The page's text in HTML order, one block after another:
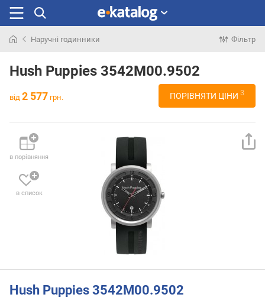
раніше
Наручні годинники Фільтр
Hush Puppies 3542M00.9502
від 2 577 грн. ПОРІВНЯТИ ЦІНИ 3
в порівняння
в список
Hush Puppies 3542M00.9502